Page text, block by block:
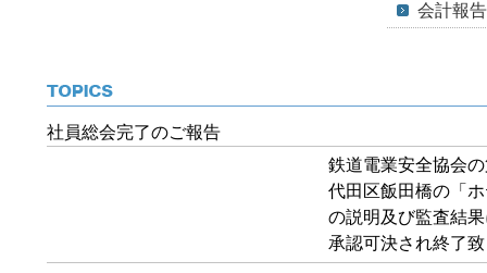
会計報告
社員総会完了のご報告
鉄道電業安全協会
代田区飯田橋の「
の説明及び監査結
承認可決され終了